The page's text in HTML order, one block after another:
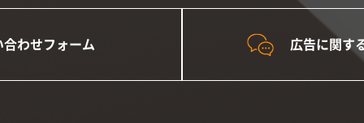
合わせフォーム 広告に関す